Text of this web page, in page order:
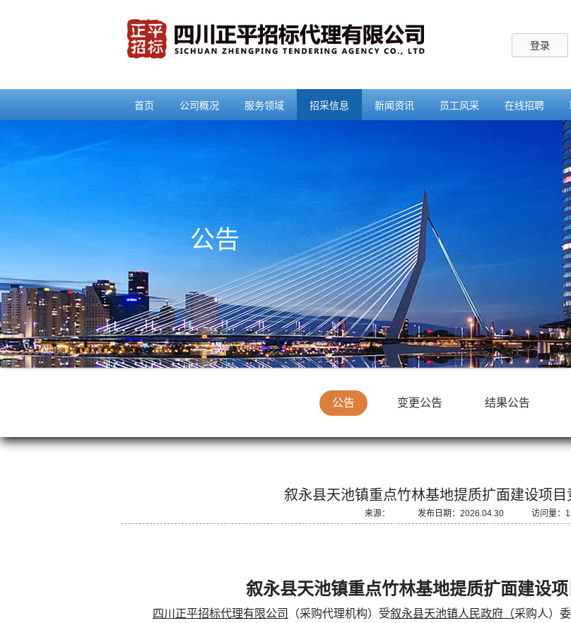
登录
首页 公司概况 服务领域 招采信息 新闻资讯 员工风采 在线招聘
公告
公告 变更公告 结果公告
叙永县天池镇重点竹林基地提质扩面建设项
来源： 发布日期：2026.04.30 访问量：
叙永县天池镇重点竹林基地提质扩面建设项
四川正平招标代理有限公司 （采购代理机构）受叙永县天池镇人民政府 （采购人）